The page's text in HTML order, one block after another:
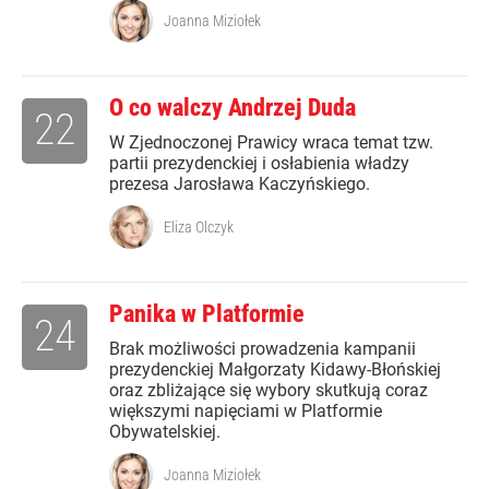
Joanna Miziołek
O co walczy Andrzej Duda
W Zjednoczonej Prawicy wraca temat tzw.
partii prezydenckiej i osłabienia władzy
prezesa Jarosława Kaczyńskiego.
22
Eliza Olczyk
Panika w Platformie
Brak możliwości prowadzenia kampanii
prezydenckiej Małgorzaty Kidawy-Błońskiej
oraz zbliżające się wybory skutkują coraz
większymi napięciami w Platformie
Obywatelskiej.
24
Joanna Miziołek